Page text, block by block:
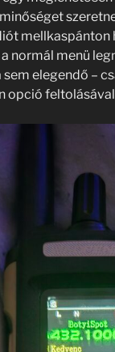
a normál menü
elegendő –
opció